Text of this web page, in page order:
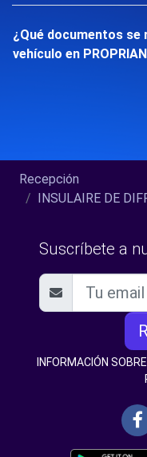
¿Qué documentos se
vehículo en
Recepción
INSULAIRE DE
Suscríbete a
INFORMACIÓN